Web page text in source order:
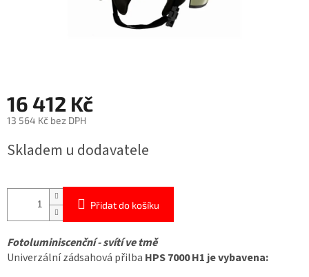
16 412 Kč
13 564 Kč bez DPH
cena:
Skladem u dodavatele
Přidat do košíku
Fotoluminiscenční - svítí ve tmě
Univerzální zádsahová přilba HPS 7000 H1 je vybavena: